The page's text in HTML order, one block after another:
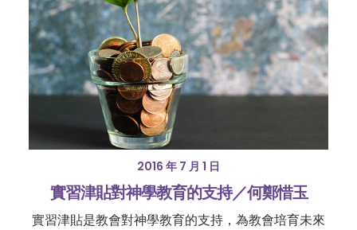
2016 年 7 月 1 日
實習津貼對神學教育的支持／何鄭惜玉
實習津貼是教會對神學教育的支持，為教會培育未來